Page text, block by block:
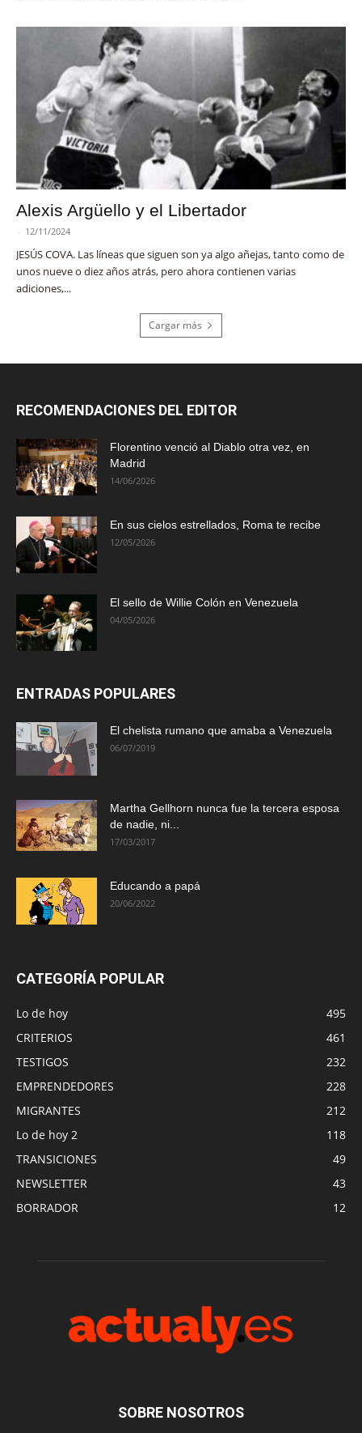
Alexis Argüello y el Libertador
- 12/11/2024
JESÚS COVA. Las líneas que siguen son ya algo añejas, tanto como de
unos nueve o diez años atrás, pero ahora contienen varias
adiciones,...
Cargar más
RECOMENDACIONES DEL EDITOR
Florentino venció al Diablo otra vez, en
Madrid
14/06/2026
En sus cielos estrellados, Roma te recibe
12/05/2026
El sello de Willie Colón en Venezuela
04/05/2026
ENTRADAS POPULARES
El chelista rumano que amaba a Venezuela
06/07/2019
Martha Gellhorn nunca fue la tercera esposa
de nadie, ni...
17/03/2017
Educando a papá
20/06/2022
CATEGORÍA POPULAR
Lo de hoy
495
CRITERIOS
461
TESTIGOS
232
EMPRENDEDORES
228
MIGRANTES
212
Lo de hoy 2
118
TRANSICIONES
49
NEWSLETTER
43
BORRADOR
12
SOBRE NOSOTROS